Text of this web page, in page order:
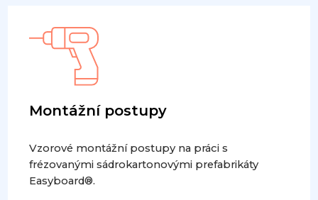
Montážní postupy
Vzorové montážní postupy na práci s
frézovanými sádrokartonovými prefabrikáty
Easyboard®.